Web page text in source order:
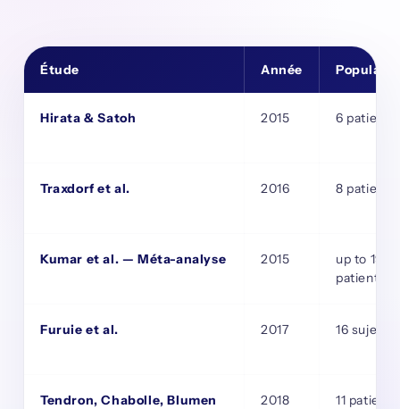
Étude Année
Hirata & Satoh 2015 6 patients
Traxdorf et al. 2016 8 patients
Kumar et al. — Méta-analyse 2015
up to 193
patients
Furuie et al. 2017 16 sujets
Tendron, Chabolle, Blumen
2018 11 patients